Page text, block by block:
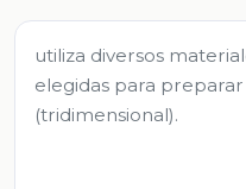
utiliza diversos
elegidas para
(tridimensional).